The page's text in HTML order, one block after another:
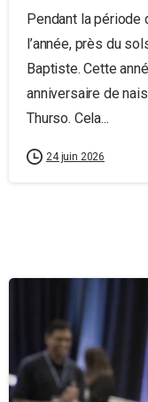
Pendant la période
l’année, près du
Baptiste. Cette
anniversaire de
Thurso. Cela...
24 juin 2026